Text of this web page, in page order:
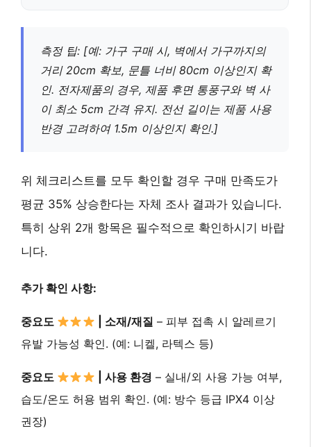
측정 팁: [예: 가구 구매 시, 벽에서 가구까지의
거리 20cm 확보, 문틀 너비 80cm 이상인지 확
인. 전자제품의 경우, 제품 후면 통풍구와 벽 사
이 최소 5cm 간격 유지. 전선 길이는 제품 사용
반경 고려하여 1.5m 이상인지 확인.]
위 체크리스트를 모두 확인할 경우 구매 만족도가
평균 35% 상승한다는 자체 조사 결과가 있습니다.
특히 상위 2개 항목은 필수적으로 확인하시기 바랍
니다.
추가 확인 사항:
중요도 | 소재/재질 – 피부 접촉 시 알레르기
유발 가능성 확인. (예: 니켈, 라텍스 등)
중요도 | 사용 환경 – 실내/외 사용 가능 여부,
습도/온도 허용 범위 확인. (예: 방수 등급 IPX4 이상
권장)